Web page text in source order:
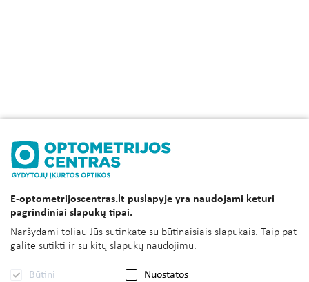
E-optometrijoscentras.lt puslapyje yra naudojami keturi
pagrindiniai slapukų tipai.
Naršydami toliau Jūs sutinkate su būtinaisiais slapukais. Taip pat
galite sutikti ir su kitų slapukų naudojimu.
Būtini Nuostatos